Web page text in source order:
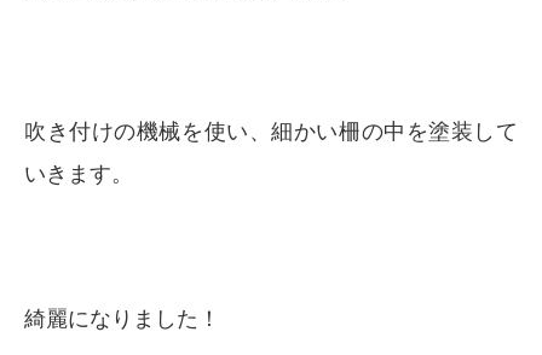
吹き付けの機械を使い、細かい柵の中を塗装して
いきます。
綺麗になりました！